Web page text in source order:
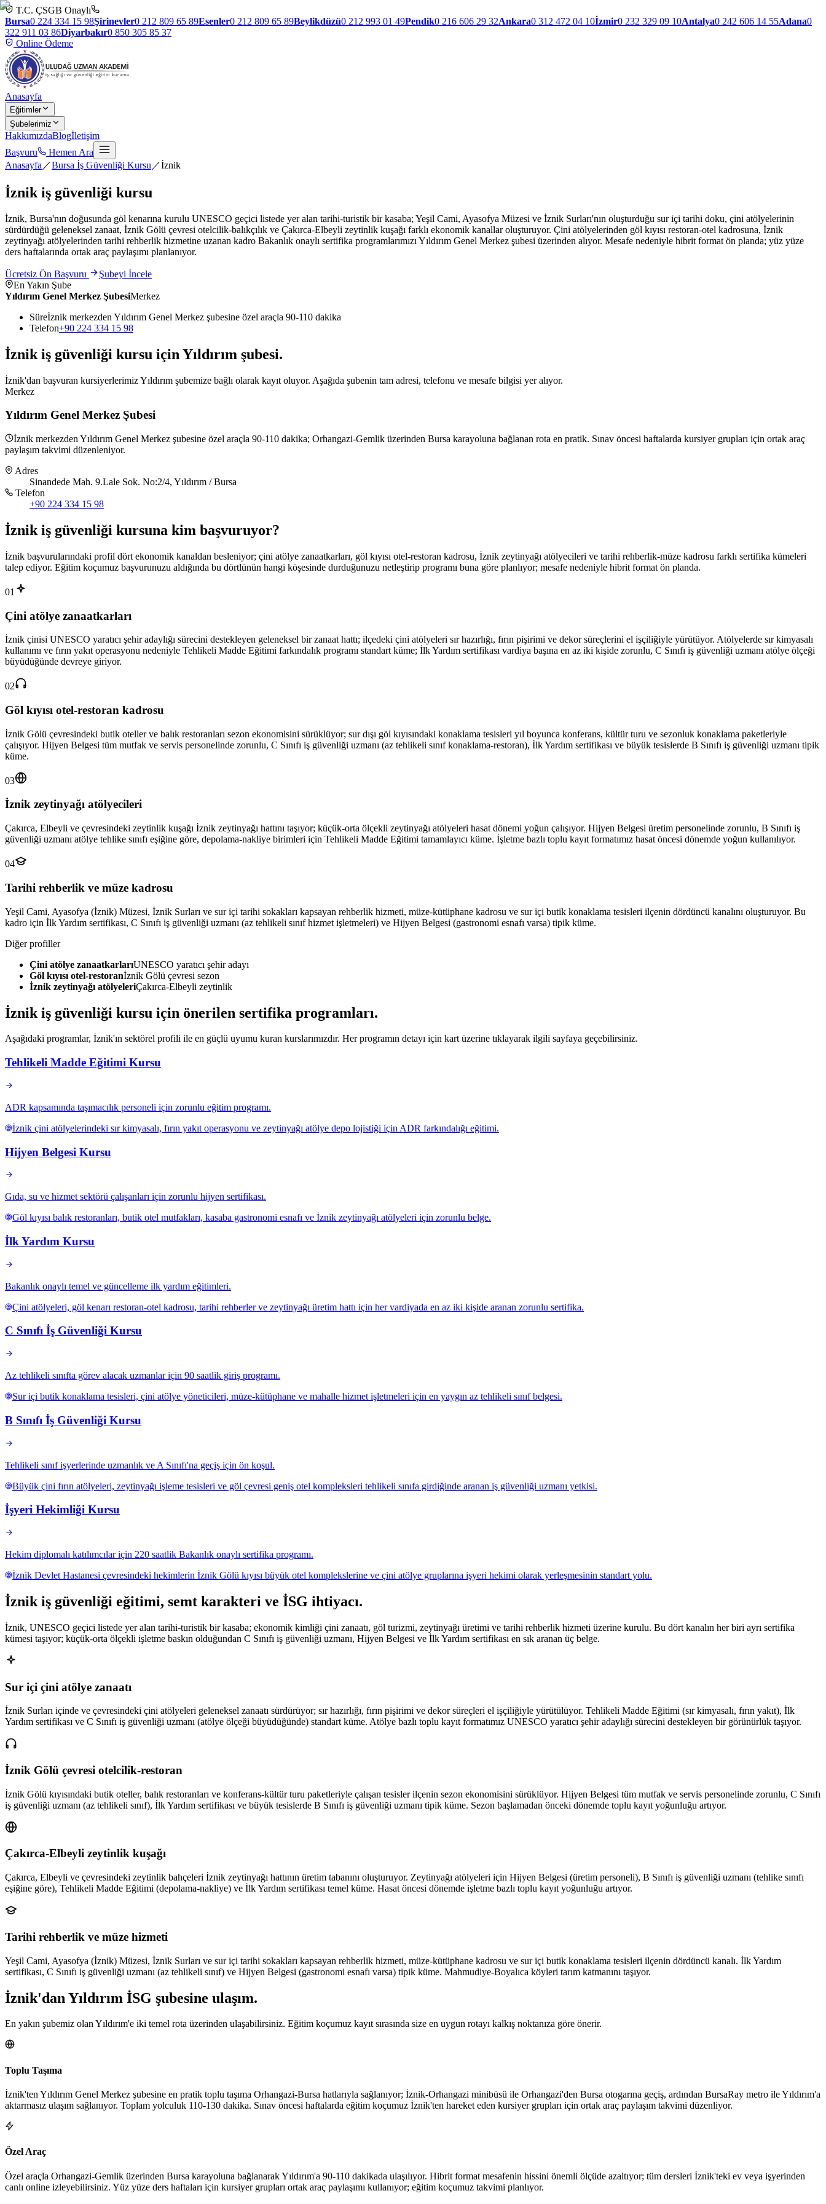
T.C. ÇSGB Onaylı
Bursa0 224 334 15 98Şirinevler0 212 809 65 89Esenler0 212 809 65 89Beylikdüzü0 212 993 01 49Pendik0 216 606 29 32Ankara0 312 472 04 10İzmir0 232 329 09 10Antalya0 242 606 14 55Adana0
322 911 03 86Diyarbakır0 850 305 85 37
Online Ödeme
Anasayfa
Eğitimler
Şubelerimiz
HakkımızdaBlogİletişim
Başvuru
Hemen Ara
Anasayfa ／Bursa İş Güvenliği Kursu ／İznik
İznik iş güvenliği kursu
İznik, Bursa'nın doğusunda göl kenarına kurulu UNESCO geçici listede yer alan tarihi-turistik bir kasaba; Yeşil Cami, Ayasofya Müzesi ve İznik Surları'nın oluşturduğu sur içi tarihi doku, çini atölyelerinin
sürdürdüğü geleneksel zanaat, İznik Gölü çevresi otelcilik-balıkçılık ve Çakırca-Elbeyli zeytinlik kuşağı farklı ekonomik kanallar oluşturuyor. Çini atölyelerinden göl kıyısı restoran-otel kadrosuna, İznik
zeytinyağı atölyelerinden tarihi rehberlik hizmetine uzanan kadro Bakanlık onaylı sertifika programlarımızı Yıldırım Genel Merkez şubesi üzerinden alıyor. Mesafe nedeniyle hibrit format ön planda; yüz yüze
ders haftalarında ortak araç paylaşımı planlanıyor.
Ücretsiz Ön Başvuru
Şubeyi İncele
En Yakın Şube
Yıldırım Genel Merkez ŞubesiMerkez
Süreİznik merkezden Yıldırım Genel Merkez şubesine özel araçla 90-110 dakika
Telefon+90 224 334 15 98
İznik iş güvenliği kursu için Yıldırım şubesi.
İznik'dan başvuran kursiyerlerimiz Yıldırım şubemize bağlı olarak kayıt oluyor. Aşağıda şubenin tam adresi, telefonu ve mesafe bilgisi yer alıyor.
Merkez
Yıldırım Genel Merkez Şubesi
İznik merkezden Yıldırım Genel Merkez şubesine özel araçla 90-110 dakika; Orhangazi-Gemlik üzerinden Bursa karayoluna bağlanan rota en pratik. Sınav öncesi haftalarda kursiyer grupları için ortak araç
paylaşım takvimi düzenleniyor.
Adres
Sinandede Mah. 9.Lale Sok. No:2/4, Yıldırım / Bursa
Telefon
+90 224 334 15 98
İznik iş güvenliği kursuna kim başvuruyor?
İznik başvurularındaki profil dört ekonomik kanaldan besleniyor; çini atölye zanaatkarları, göl kıyısı otel-restoran kadrosu, İznik zeytinyağı atölyecileri ve tarihi rehberlik-müze kadrosu farklı sertifika kümeleri
talep ediyor. Eğitim koçumuz başvurunuzu aldığında bu dörtlünün hangi köşesinde durduğunuzu netleştirip programı buna göre planlıyor; mesafe nedeniyle hibrit format ön planda.
01
Çini atölye zanaatkarları
İznik çinisi UNESCO yaratıcı şehir adaylığı sürecini destekleyen geleneksel bir zanaat hattı; ilçedeki çini atölyeleri sır hazırlığı, fırın pişirimi ve dekor süreçlerini el işçiliğiyle yürütüyor. Atölyelerde sır kimyasalı
kullanımı ve fırın yakıt operasyonu nedeniyle Tehlikeli Madde Eğitimi farkındalık programı standart küme; İlk Yardım sertifikası vardiya başına en az iki kişide zorunlu, C Sınıfı iş güvenliği uzmanı atölye ölçeği
büyüdüğünde devreye giriyor.
02
Göl kıyısı otel-restoran kadrosu
İznik Gölü çevresindeki butik oteller ve balık restoranları sezon ekonomisini sürüklüyor; sur dışı göl kıyısındaki konaklama tesisleri yıl boyunca konferans, kültür turu ve sezonluk konaklama paketleriyle
çalışıyor. Hijyen Belgesi tüm mutfak ve servis personelinde zorunlu, C Sınıfı iş güvenliği uzmanı (az tehlikeli sınıf konaklama-restoran), İlk Yardım sertifikası ve büyük tesislerde B Sınıfı iş güvenliği uzmanı tipik
küme.
03
İznik zeytinyağı atölyecileri
Çakırca, Elbeyli ve çevresindeki zeytinlik kuşağı İznik zeytinyağı hattını taşıyor; küçük-orta ölçekli zeytinyağı atölyeleri hasat dönemi yoğun çalışıyor. Hijyen Belgesi üretim personelinde zorunlu, B Sınıfı iş
güvenliği uzmanı atölye tehlike sınıfı eşiğine göre, depolama-nakliye birimleri için Tehlikeli Madde Eğitimi tamamlayıcı küme. İşletme bazlı toplu kayıt formatımız hasat öncesi dönemde yoğun kullanılıyor.
04
Tarihi rehberlik ve müze kadrosu
Yeşil Cami, Ayasofya (İznik) Müzesi, İznik Surları ve sur içi tarihi sokakları kapsayan rehberlik hizmeti, müze-kütüphane kadrosu ve sur içi butik konaklama tesisleri ilçenin dördüncü kanalını oluşturuyor. Bu
kadro için İlk Yardım sertifikası, C Sınıfı iş güvenliği uzmanı (az tehlikeli sınıf hizmet işletmeleri) ve Hijyen Belgesi (gastronomi esnafı varsa) tipik küme.
Diğer profiller
Çini atölye zanaatkarlarıUNESCO yaratıcı şehir adayı
Göl kıyısı otel-restoranİznik Gölü çevresi sezon
İznik zeytinyağı atölyeleriÇakırca-Elbeyli zeytinlik
İznik iş güvenliği kursu için önerilen sertifika programları.
Aşağıdaki programlar, İznik'ın sektörel profili ile en güçlü uyumu kuran kurslarımızdır. Her programın detayı için kart üzerine tıklayarak ilgili sayfaya geçebilirsiniz.
Tehlikeli Madde Eğitimi Kursu
ADR kapsamında taşımacılık personeli için zorunlu eğitim programı.
İznik çini atölyelerindeki sır kimyasalı, fırın yakıt operasyonu ve zeytinyağı atölye depo lojistiği için ADR farkındalığı eğitimi.
Hijyen Belgesi Kursu
Gıda, su ve hizmet sektörü çalışanları için zorunlu hijyen sertifikası.
Göl kıyısı balık restoranları, butik otel mutfakları, kasaba gastronomi esnafı ve İznik zeytinyağı atölyeleri için zorunlu belge.
İlk Yardım Kursu
Bakanlık onaylı temel ve güncelleme ilk yardım eğitimleri.
Çini atölyeleri, göl kenarı restoran-otel kadrosu, tarihi rehberler ve zeytinyağı üretim hattı için her vardiyada en az iki kişide aranan zorunlu sertifika.
C Sınıfı İş Güvenliği Kursu
Az tehlikeli sınıfta görev alacak uzmanlar için 90 saatlik giriş programı.
Sur içi butik konaklama tesisleri, çini atölye yöneticileri, müze-kütüphane ve mahalle hizmet işletmeleri için en yaygın az tehlikeli sınıf belgesi.
B Sınıfı İş Güvenliği Kursu
Tehlikeli sınıf işyerlerinde uzmanlık ve A Sınıfı'na geçiş için ön koşul.
Büyük çini fırın atölyeleri, zeytinyağı işleme tesisleri ve göl çevresi geniş otel kompleksleri tehlikeli sınıfa girdiğinde aranan iş güvenliği uzmanı yetkisi.
İşyeri Hekimliği Kursu
Hekim diplomalı katılımcılar için 220 saatlik Bakanlık onaylı sertifika programı.
İznik Devlet Hastanesi çevresindeki hekimlerin İznik Gölü kıyısı büyük otel komplekslerine ve çini atölye gruplarına işyeri hekimi olarak yerleşmesinin standart yolu.
İznik iş güvenliği eğitimi, semt karakteri ve İSG ihtiyacı.
İznik, UNESCO geçici listede yer alan tarihi-turistik bir kasaba; ekonomik kimliği çini zanaatı, göl turizmi, zeytinyağı üretimi ve tarihi rehberlik hizmeti üzerine kurulu. Bu dört kanalın her biri ayrı sertifika
kümesi taşıyor; küçük-orta ölçekli işletme baskın olduğundan C Sınıfı iş güvenliği uzmanı, Hijyen Belgesi ve İlk Yardım sertifikası en sık aranan üç belge.
Sur içi çini atölye zanaatı
İznik Surları içinde ve çevresindeki çini atölyeleri geleneksel zanaatı sürdürüyor; sır hazırlığı, fırın pişirimi ve dekor süreçleri el işçiliğiyle yürütülüyor. Tehlikeli Madde Eğitimi (sır kimyasalı, fırın yakıt), İlk
Yardım sertifikası ve C Sınıfı iş güvenliği uzmanı (atölye ölçeği büyüdüğünde) standart küme. Atölye bazlı toplu kayıt formatımız UNESCO yaratıcı şehir adaylığı sürecini destekleyen bir görünürlük taşıyor.
İznik Gölü çevresi otelcilik-restoran
İznik Gölü kıyısındaki butik oteller, balık restoranları ve konferans-kültür turu paketleriyle çalışan tesisler ilçenin sezon ekonomisini sürüklüyor. Hijyen Belgesi tüm mutfak ve servis personelinde zorunlu, C Sınıfı
iş güvenliği uzmanı (az tehlikeli sınıf), İlk Yardım sertifikası ve büyük tesislerde B Sınıfı iş güvenliği uzmanı tipik küme. Sezon başlamadan önceki dönemde toplu kayıt yoğunluğu artıyor.
Çakırca-Elbeyli zeytinlik kuşağı
Çakırca, Elbeyli ve çevresindeki zeytinlik bahçeleri İznik zeytinyağı hattının üretim tabanını oluşturuyor. Zeytinyağı atölyeleri için Hijyen Belgesi (üretim personeli), B Sınıfı iş güvenliği uzmanı (tehlike sınıfı
eşiğine göre), Tehlikeli Madde Eğitimi (depolama-nakliye) ve İlk Yardım sertifikası temel küme. Hasat öncesi dönemde işletme bazlı toplu kayıt yoğunluğu artıyor.
Tarihi rehberlik ve müze hizmeti
Yeşil Cami, Ayasofya (İznik) Müzesi, İznik Surları ve sur içi tarihi sokakları kapsayan rehberlik hizmeti, müze-kütüphane kadrosu ve sur içi butik konaklama tesisleri ilçenin dördüncü kanalı. İlk Yardım
sertifikası, C Sınıfı iş güvenliği uzmanı (az tehlikeli sınıf) ve Hijyen Belgesi (gastronomi esnafı varsa) tipik küme. Mahmudiye-Boyalıca köyleri tarım katmanını taşıyor.
İznik'dan Yıldırım İSG şubesine ulaşım.
En yakın şubemiz olan Yıldırım'e iki temel rota üzerinden ulaşabilirsiniz. Eğitim koçumuz kayıt sırasında size en uygun rotayı kalkış noktanıza göre önerir.
Toplu Taşıma
İznik'ten Yıldırım Genel Merkez şubesine en pratik toplu taşıma Orhangazi-Bursa hatlarıyla sağlanıyor; İznik-Orhangazi minibüsü ile Orhangazi'den Bursa otogarına geçiş, ardından BursaRay metro ile Yıldırım'a
aktarmasız ulaşım sağlanıyor. Toplam yolculuk 110-130 dakika. Sınav öncesi haftalarda eğitim koçumuz İznik'ten hareket eden kursiyer grupları için ortak araç paylaşım takvimi düzenliyor.
Özel Araç
Özel araçla Orhangazi-Gemlik üzerinden Bursa karayoluna bağlanarak Yıldırım'a 90-110 dakikada ulaşılıyor. Hibrit format mesafenin hissini önemli ölçüde azaltıyor; tüm dersleri İznik'teki ev veya işyerinden
canlı online izleyebilirsiniz. Yüz yüze ders haftaları için kursiyer grupları ortak araç paylaşımı kullanıyor; eğitim koçumuz takvimi planlıyor.